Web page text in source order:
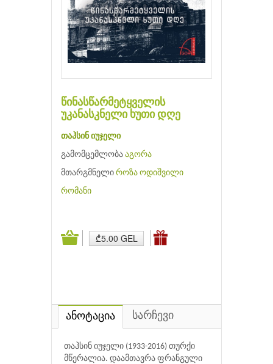
წინასწარმეტყველის
უკანასკნელი ხუთი დღე
თაჰსინ იუჯელი
გამომცემლობა აგორა
მთარგმნელი როზა ოდიშვილი
რომანი
₾5.00 GEL
ანოტაცია სარჩევი
თაჰსინ იუჯელი (1933-2016) თურქი
მწერალია. დაამთავრა ფრანგული